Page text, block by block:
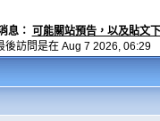
息： 可能關站預告，以及貼文
後訪問是在 Aug 7 2026, 06:29